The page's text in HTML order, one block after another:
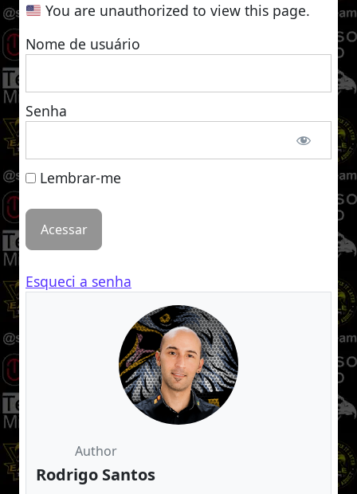
You are unauthorized to view this page.
Nome de usuário
Senha
Lembrar-me
Esqueci a senha
Author
Rodrigo Santos